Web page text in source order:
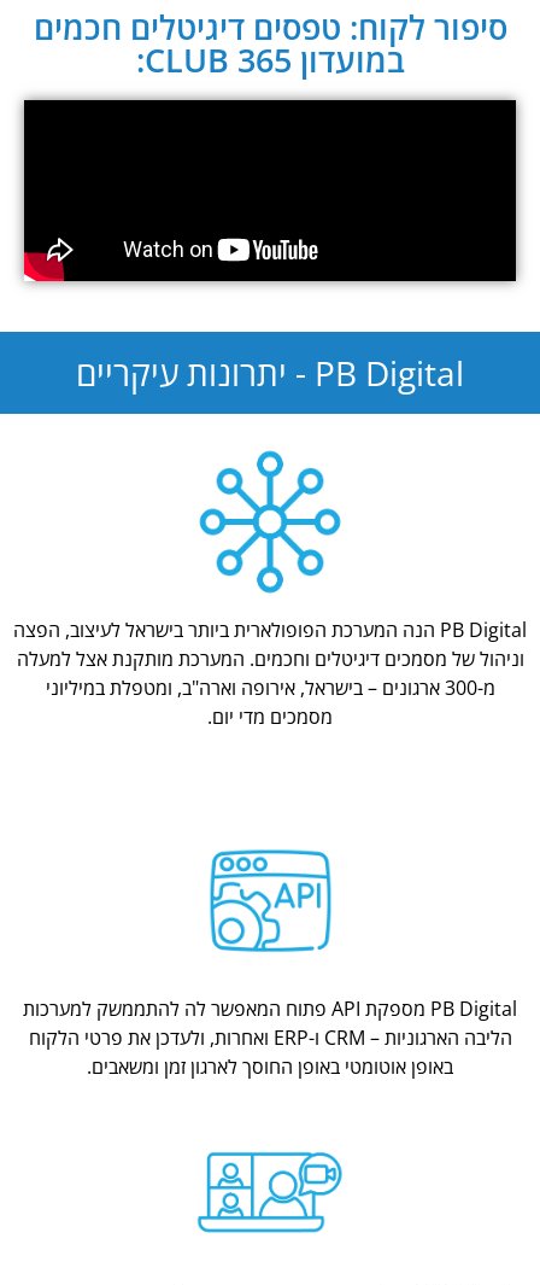
סיפור לקוח: טפסים דיגיטלים חכמים
במועדון CLUB 365:
PB Digital - יתרונות עיקריים
PB Digital הנה המערכת הפופולארית ביותר בישראל לעיצוב, הפצה
וניהול של מסמכים דיגיטלים וחכמים. המערכת מותקנת אצל למעלה
מ-300 ארגונים – בישראל, אירופה וארה"ב, ומטפלת במיליוני
מסמכים מדי יום.
PB Digital מספקת API פתוח המאפשר לה להתממשק למערכות
הליבה הארגוניות – CRM ו-ERP ואחרות, ולעדכן את פרטי הלקוח
באופן אוטומטי באופן החוסך לארגון זמן ומשאבים.